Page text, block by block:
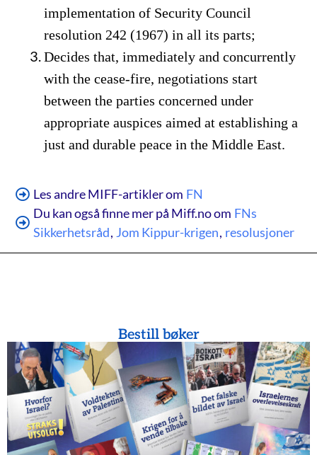
implementation of Security Council
resolution 242 (1967) in all its parts;
Decides that, immediately and concurrently
with the cease-fire, negotiations start
between the parties concerned under
appropriate auspices aimed at establishing a
just and durable peace in the Middle East.
Les andre MIFF-artikler om FN
Du kan også finne mer på Miff.no om FNs
Sikkerhetsråd, Jom Kippur-krigen, resolusjoner
Bestill bøker